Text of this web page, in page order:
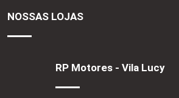
NOSSAS LOJAS
RP Motores - Vila Lucy